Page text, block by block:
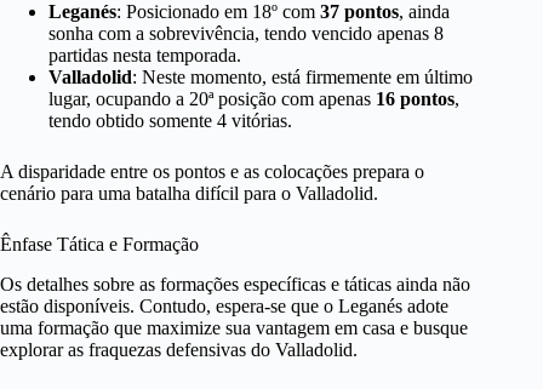
Leganés: Posicionado em 18º com 37 pontos, ainda
sonha com a sobrevivência, tendo vencido apenas 8
partidas nesta temporada.
Valladolid: Neste momento, está firmemente em último
lugar, ocupando a 20ª posição com apenas 16 pontos,
tendo obtido somente 4 vitórias.
A disparidade entre os pontos e as colocações prepara o
cenário para uma batalha difícil para o Valladolid.
Ênfase Tática e Formação
Os detalhes sobre as formações específicas e táticas ainda não
estão disponíveis. Contudo, espera-se que o Leganés adote
uma formação que maximize sua vantagem em casa e busque
explorar as fraquezas defensivas do Valladolid.